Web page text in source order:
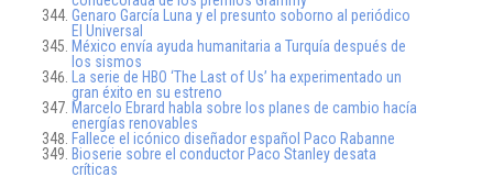
Genaro García Luna y el presunto soborno al periódico
El Universal
México envía ayuda humanitaria a Turquía después de
los sismos
La serie de HBO ‘The Last of Us’ ha experimentado un
gran éxito en su estreno
Marcelo Ebrard habla sobre los planes de cambio hacía
energías renovables
Fallece el icónico diseñador español Paco Rabanne
Bioserie sobre el conductor Paco Stanley desata
críticas